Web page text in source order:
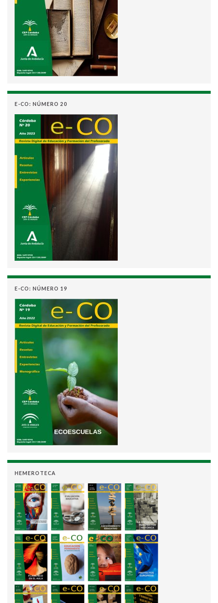
E-CO: NÚMERO 20
E-CO: NÚMERO 19
HEMEROTECA